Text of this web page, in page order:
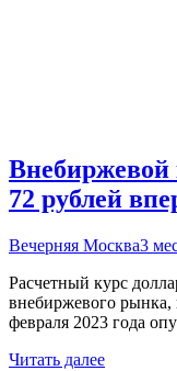
Внебиржевой
72 рублей
Вечерняя Москва3
Расчетный курс
внебиржевого рынка,
февраля 2023 года
Читать далее